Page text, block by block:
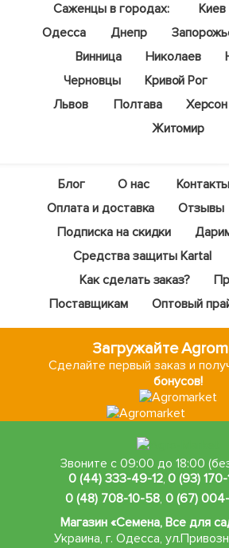
Саженцы в городах: Киев
Одесса
Днепр
Винница
Николаев
Черновцы
Кривой Рог
Львов
Полтава Херсон
Житомир
Блог О нас Контакты
Оплата и доставка
Отзывы
Подписка на скидки
Средства защиты Kartal
Как сделать заказ?
Поставщикам
Оптовый
Загружайте
Сделайте первый заказ и
бонусов!
Звоните с 09:00 до 18:00
0 (44) 333-49-12,0 (93)
0 (48) 708-10-58, 0 (67)
Магазин «Семена, Все для
Украина, г. Одесса,